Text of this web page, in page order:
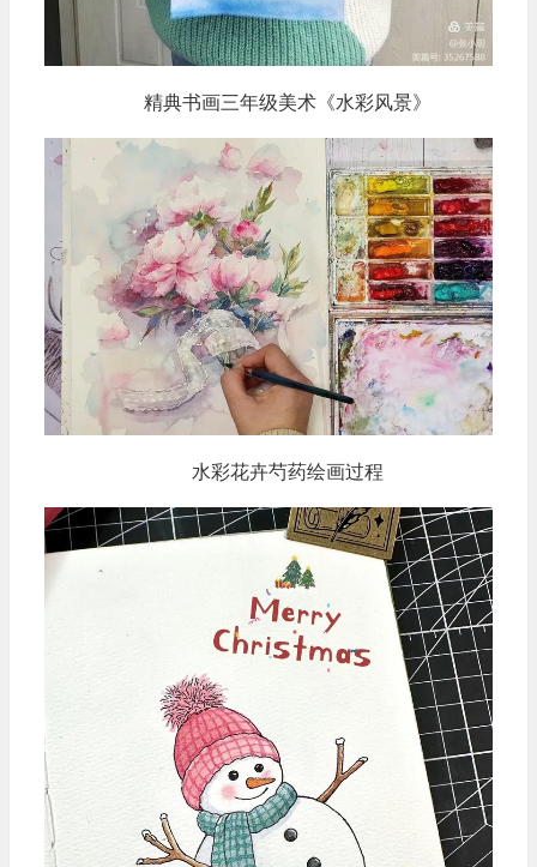
精典书画三年级美术《水彩风景》
水彩花卉芍药绘画过程